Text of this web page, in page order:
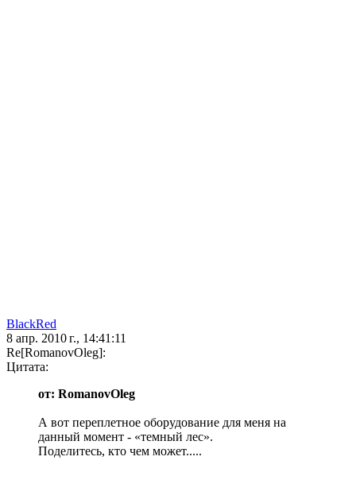
BlackRed
8 апр. 2010 г., 14:41:11
Re[RomanovOleg]:
Цитата:
от: RomanovOleg
А вот переплетное оборудование для меня на
данный момент - «темный лес».
Поделитесь, кто чем может.....